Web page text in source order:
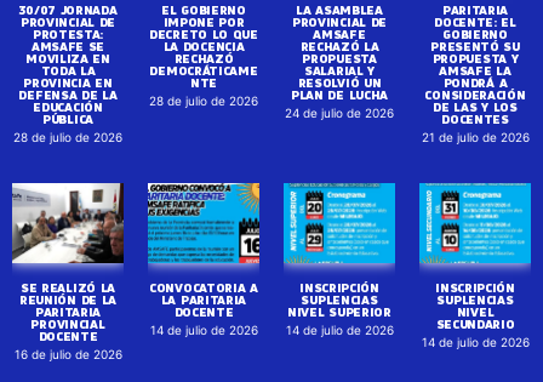
30/07 JORNADA
PROVINCIAL DE
PROTESTA:
AMSAFE SE
MOVILIZA EN
TODA LA
PROVINCIA EN
DEFENSA DE LA
EDUCACIÓN
PÚBLICA
28 de julio de 2026
EL GOBIERNO
IMPONE POR
DECRETO LO QUE
LA DOCENCIA
RECHAZÓ
DEMOCRÁTICAME
NTE
28 de julio de 2026
LA ASAMBLEA
PROVINCIAL DE
AMSAFE
RECHAZÓ LA
PROPUESTA
SALARIAL Y
RESOLVIÓ UN
PLAN DE LUCHA
24 de julio de 2026
PARITARIA
DOCENTE: EL
GOBIERNO
PRESENTÓ SU
PROPUESTA Y
AMSAFE LA
PONDRÁ A
CONSIDERACIÓN
DE LAS Y LOS
DOCENTES
21 de julio de 2026
SE REALIZÓ LA
REUNIÓN DE LA
PARITARIA
PROVINCIAL
DOCENTE
16 de julio de 2026
CONVOCATORIA A
LA PARITARIA
DOCENTE
14 de julio de 2026
INSCRIPCIÓN
SUPLENCIAS
NIVEL SUPERIOR
14 de julio de 2026
INSCRIPCIÓN
SUPLENCIAS
NIVEL
SECUNDARIO
14 de julio de 2026